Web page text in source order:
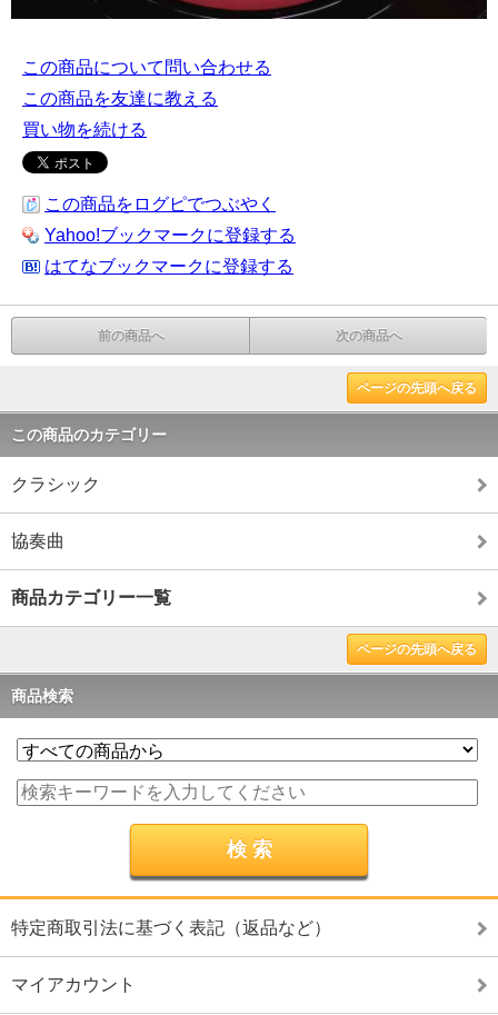
この商品について問い合わせる
この商品を友達に教える
買い物を続ける
この商品をログピでつぶやく
Yahoo!ブックマークに登録する
はてなブックマークに登録する
前の商品へ 次の商品へ
ページの先頭へ戻る
この商品のカテゴリー
クラシック
協奏曲
商品カテゴリー一覧
ページの先頭へ戻る
商品検索
特定商取引法に基づく表記（返品など）
マイアカウント